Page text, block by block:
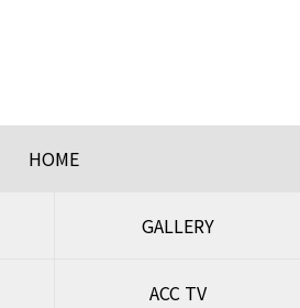
HOME
GALLERY
ACC TV